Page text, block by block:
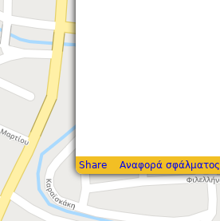
Share Αναφορά σφάλματος